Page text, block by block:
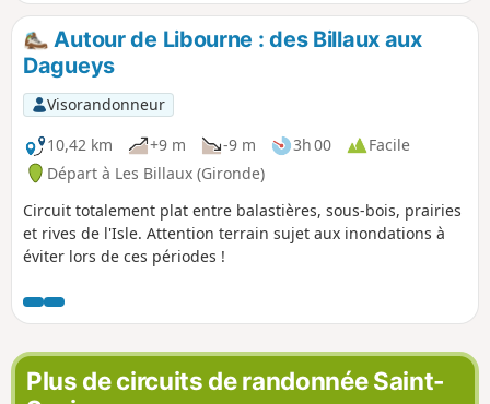
Autour de Libourne : des Billaux aux
Dagueys
Visorandonneur
10,42 km
+9 m -9 m 3h 00
Facile
Départ à Les Billaux (Gironde)
Circuit totalement plat entre balastières, sous-bois, prairies
et rives de l'Isle. Attention terrain sujet aux inondations à
éviter lors de ces périodes !
Plus de circuits de randonnée Saint-